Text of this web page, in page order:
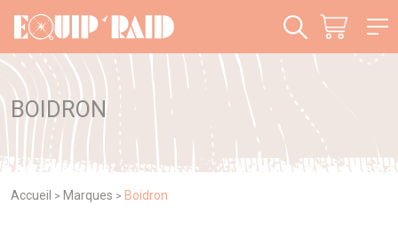
BOIDRON
Accueil > Marques > Boidron
Panneau de gestion des cookies